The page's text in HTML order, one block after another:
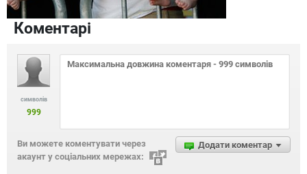
Коментарі
символів
999
Додати коментар
Ви можете коментувати через
акаунт у соціальних мережах: